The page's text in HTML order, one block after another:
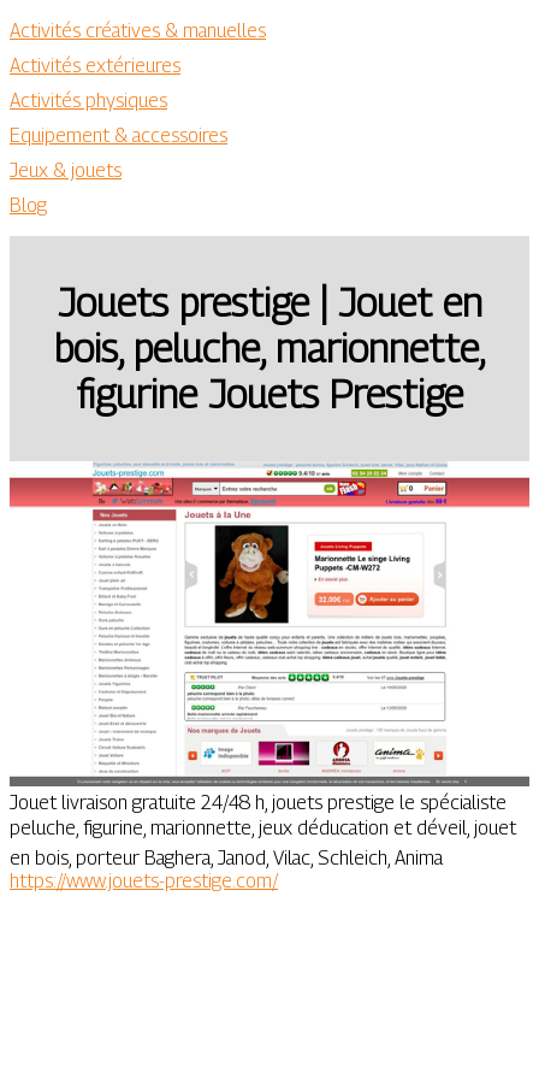
Activités créatives & manuelles
Activités extérieures
Activités physiques
Equipement & accessoires
Jeux & jouets
Blog
Jouets prestige | Jouet en
bois, peluche, marionnette,
figurine Jouets Prestige
Jouet livraison gratuite 24/48 h, jouets prestige le spécialiste
peluche, figurine, marionnette, jeux déducation et déveil, jouet
en bois, porteur Baghera, Janod, Vilac, Schleich, Anima
https://www.jouets-prestige.com/